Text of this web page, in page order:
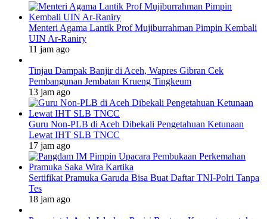
Menteri Agama Lantik Prof Mujiburrahman Pimpin Kembali
UIN Ar-Raniry
11 jam ago
Tinjau Dampak Banjir di Aceh, Wapres Gibran Cek
Pembangunan Jembatan Krueng Tingkeum
13 jam ago
Guru Non-PLB di Aceh Dibekali Pengetahuan Ketunaan
Lewat IHT SLB TNCC
17 jam ago
Sertifikat Pramuka Garuda Bisa Buat Daftar TNI-Polri Tanpa
Tes
18 jam ago